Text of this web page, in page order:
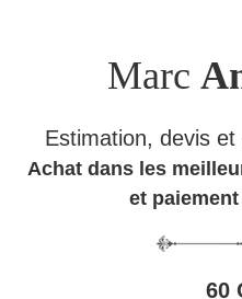
Marc
Estimation, devis
Achat dans les
et
60